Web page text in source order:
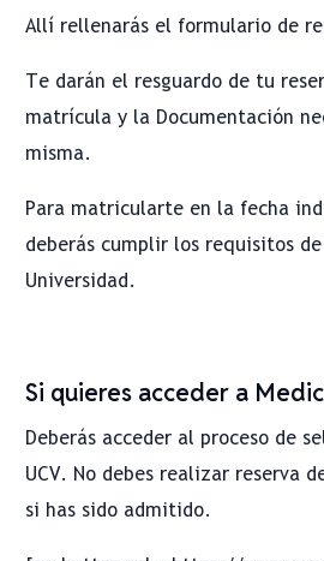
Allí rellenarás el formulario de
Te darán el resguardo de tu
matrícula y la Documentación
misma.
Para matricularte en la fecha
deberás cumplir los requisitos
Universidad.
Si quieres acceder a
Deberás acceder al proceso de
UCV. No debes realizar reserva
si has sido admitido.